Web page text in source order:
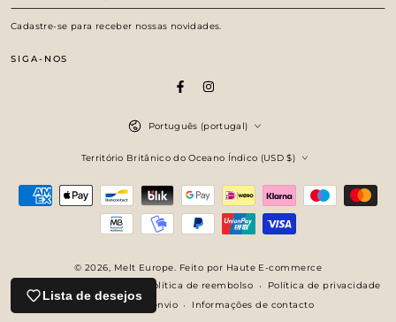
mail
Cadastre-se para receber nossas novidades.
SIGA-NOS
FacebookInstagram
© 2026, Melt Europe . Feito por Haute E-commerce
Política de reembolso
Política de privacidade
Política de envio
Informações de contacto
Idioma
Português (portugal)
Território Britânico do Oceano Índico (USD $)
Métodos
Lista de desejos